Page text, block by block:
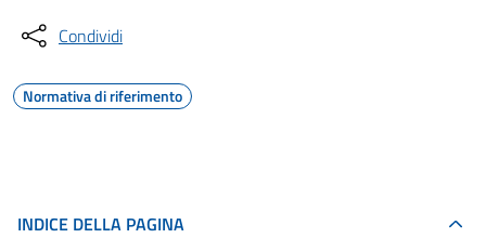
Condividi
Normativa di riferimento
INDICE DELLA PAGINA